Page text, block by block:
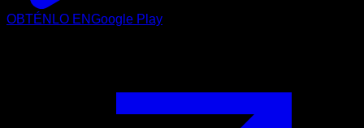
OBTÉNLO ENGoogle Play